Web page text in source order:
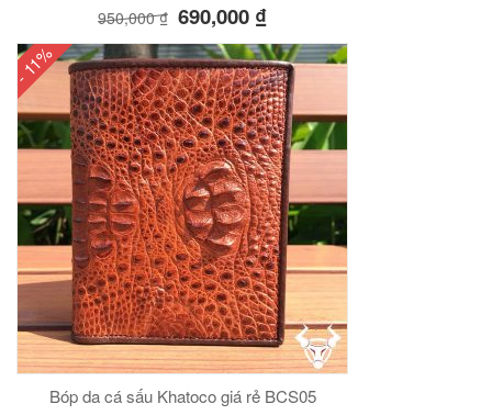
950,000₫ 690,000 ₫
- 11%
Bóp da cá sấu Khatoco giá rẻ BCS05